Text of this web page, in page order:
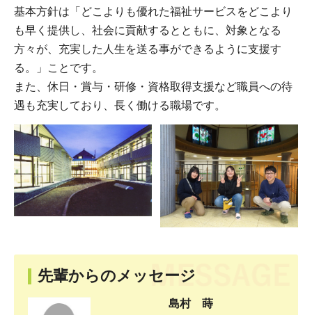
基本方針は「どこよりも優れた福祉サービスをどこより
も早く提供し、社会に貢献するとともに、対象となる
方々が、充実した人生を送る事ができるように支援す
る。」ことです。
また、休日・賞与・研修・資格取得支援など職員への待
遇も充実しており、長く働ける職場です。
先輩からのメッセージ
島村 蒔